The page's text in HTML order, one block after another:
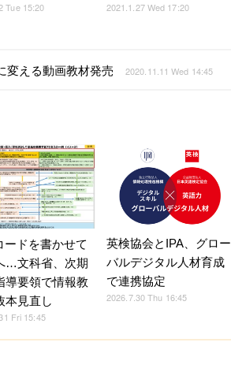
Tue 15:20 2021.1.27 Wed 17:20
変える動画教材発売 2020.11.11 Wed 14:45
ードを書かせて
…文科省、次期
導要領で情報教
本見直し
Fri 15:45
英検協会とIPA、グロー
バルデジタル人材育成
で連携協定
2026.7.30 Thu 16:45